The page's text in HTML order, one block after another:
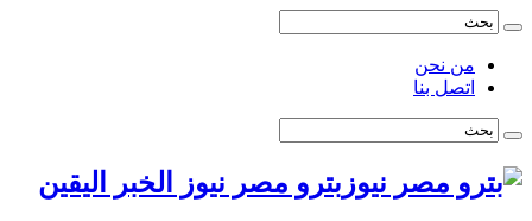
من نحن
اتصل بنا
بترو مصر نيوز الخبر اليقين